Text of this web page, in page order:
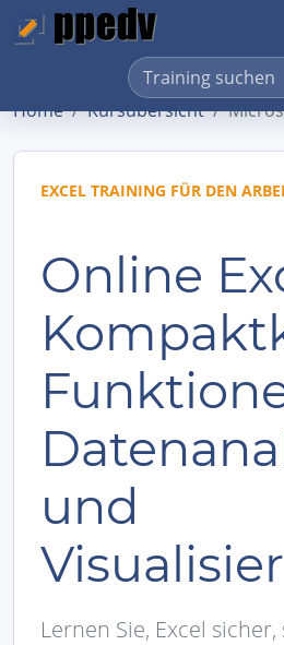
Home Kursübersicht
EXCEL TRAINING FÜR DEN
Online
und
Lernen Sie, Excel